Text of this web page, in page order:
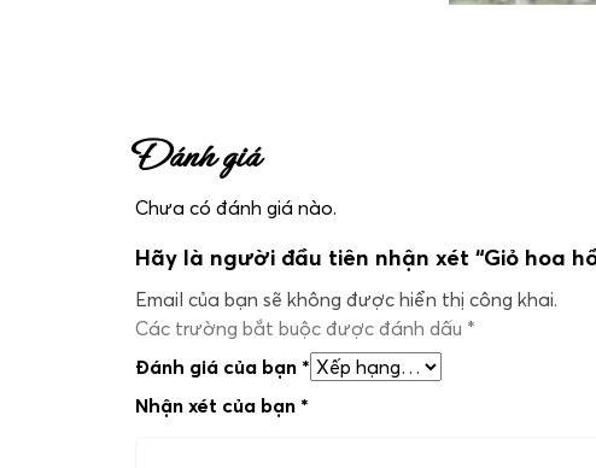
Đánh giá
Chưa có đánh giá nào.
Hãy là người đầu tiên nhận xét “Giỏ hoa
Email của bạn sẽ không được hiển thị công khai.
Các trường bắt buộc được đánh dấu *
Đánh giá của bạn *
Nhận xét của bạn *